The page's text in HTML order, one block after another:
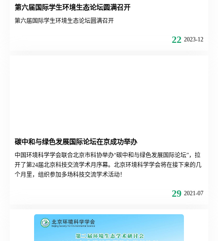
第六届国际学生环境生态论坛圆满召开
第六届国际学生环境生态论坛圆满召开
22 2023-12
碳中和与绿色发展国际论坛在京成功举办
中国环境科学学会联合北京市科协举办“碳中和与绿色发展国际论坛”，拉
开了第24届北京科技交流学术月序幕。北京环境科学学会将在接下来的几
个月里，组织参加多场科技交流学术活动！
29 2021-07